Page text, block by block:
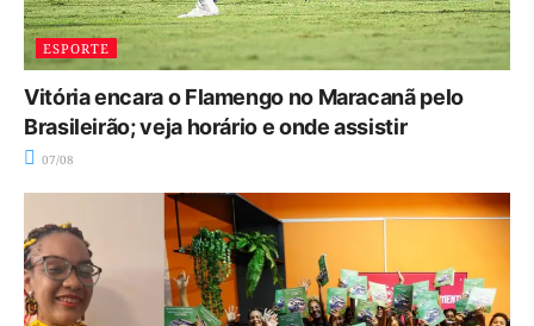
ESPORTE
Vitória encara o Flamengo no Maracanã pelo
Brasileirão; veja horário e onde assistir
07/08